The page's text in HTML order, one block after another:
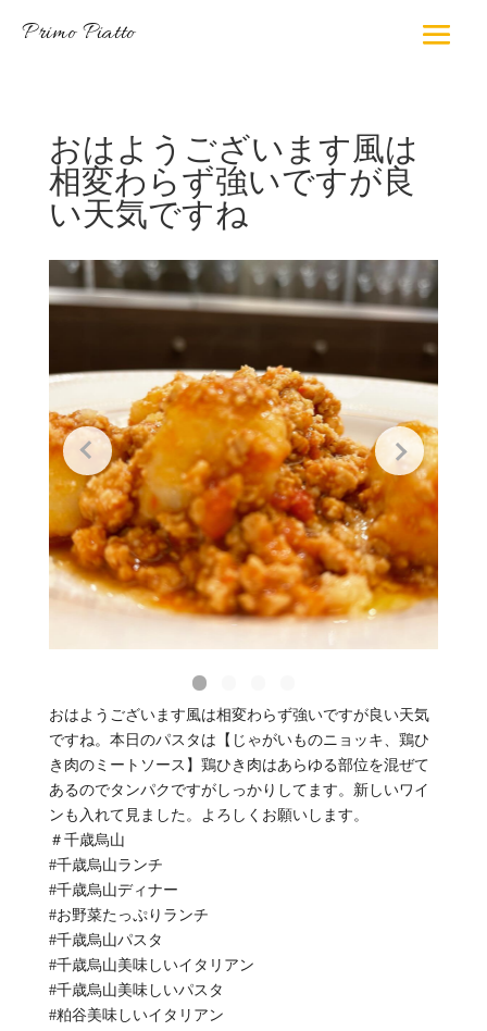
Primo Piatto
おはようございます風は
相変わらず強いですが良
い天気ですね
おはようございます風は相変わらず強いですが良い天気
ですね。本日のパスタは【じゃがいものニョッキ、鶏ひ
き肉のミートソース】鶏ひき肉はあらゆる部位を混ぜて
あるのでタンパクですがしっかりしてます。新しいワイ
ンも入れて見ました。よろしくお願いします。
＃千歳烏山
#千歳烏山ランチ
#千歳烏山ディナー
#お野菜たっぷりランチ
#千歳烏山パスタ
#千歳烏山美味しいイタリアン
#千歳烏山美味しいパスタ
#粕谷美味しいイタリアン